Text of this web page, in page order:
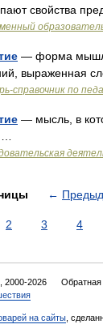
свойства
— форма
выраженная
справочник по
— мысль, в
←
2 3 4
2000-2026 Обратная
на сайты ,